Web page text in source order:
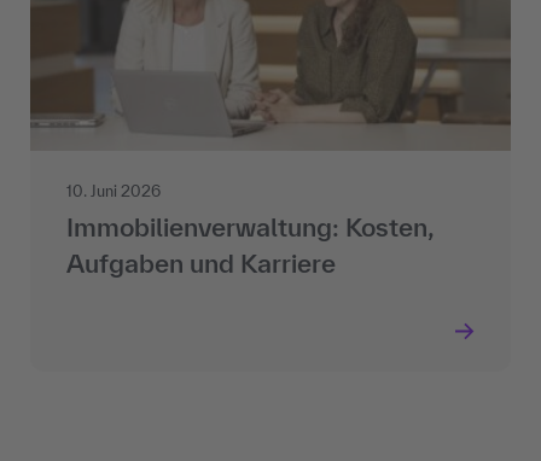
10. Juni 2026
Immobilienverwaltung: Kosten,
Aufgaben und Karriere